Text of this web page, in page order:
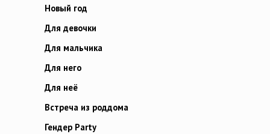
Новый год
Для девочки
Для мальчика
Для него
Для неё
Встреча из роддома
Гендер Party